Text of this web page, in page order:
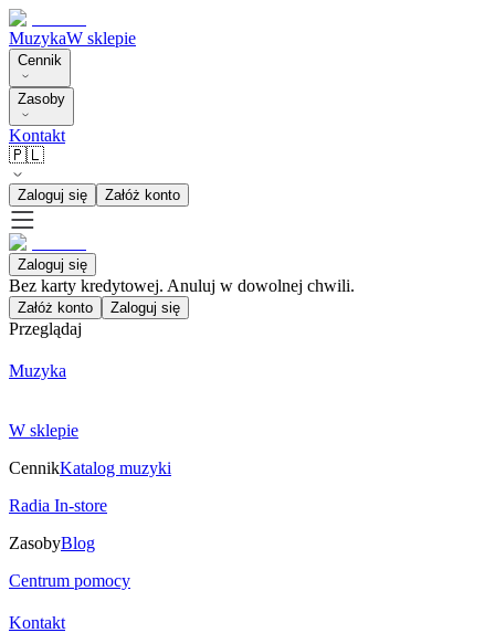
MuzykaW sklepie
Cennik
Zasoby
Kontakt
🇵🇱
Zaloguj się Załóż konto
Zaloguj się
Bez karty kredytowej. Anuluj w dowolnej chwili.
Załóż konto Zaloguj się
Przeglądaj
Muzyka
W sklepie
CennikKatalog muzyki
Radia In-store
ZasobyBlog
Centrum pomocy
Kontakt